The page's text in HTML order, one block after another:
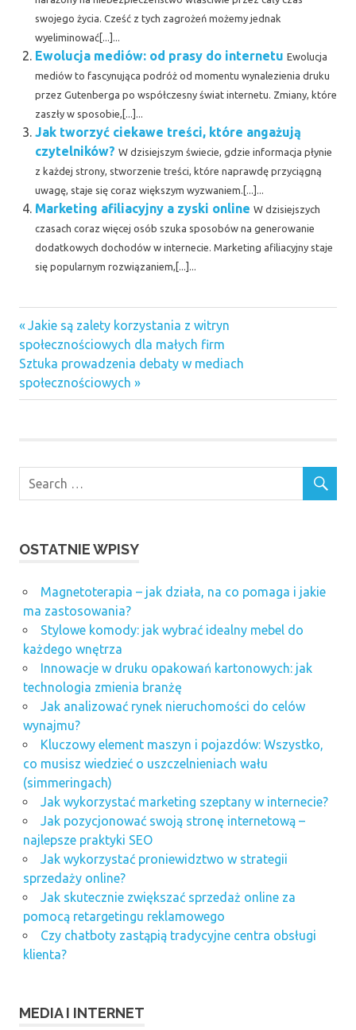
swojego życia. Cześć z tych zagrożeń możemy jednak
wyeliminować[...]...
Ewolucja mediów: od prasy do internetu Ewolucja
mediów to fascynująca podróż od momentu wynalezienia druku
przez Gutenberga po współczesny świat internetu. Zmiany, które
zaszły w sposobie,[...]...
Jak tworzyć ciekawe treści, które angażują
czytelników? W dzisiejszym świecie, gdzie informacja płynie
z każdej strony, stworzenie treści, które naprawdę przyciągną
uwagę, staje się coraz większym wyzwaniem.[...]...
Marketing afiliacyjny a zyski online W dzisiejszych
czasach coraz więcej osób szuka sposobów na generowanie
dodatkowych dochodów w internecie. Marketing afiliacyjny staje
się popularnym rozwiązaniem,[...]...
Nawigacja
wpisu
Previous
Post:
Jakie są zalety korzystania z witryn
społecznościowych dla małych firm
Next
Post:
Sztuka prowadzenia debaty w mediach
społecznościowych
OSTATNIE WPISY
Magnetoterapia – jak działa, na co pomaga i jakie
ma zastosowania?
Stylowe komody: jak wybrać idealny mebel do
każdego wnętrza
Innowacje w druku opakowań kartonowych: jak
technologia zmienia branżę
Jak analizować rynek nieruchomości do celów
wynajmu?
Kluczowy element maszyn i pojazdów: Wszystko,
co musisz wiedzieć o uszczelnieniach wału
(simmeringach)
Jak wykorzystać marketing szeptany w internecie?
Jak pozycjonować swoją stronę internetową –
najlepsze praktyki SEO
Jak wykorzystać proniewidztwo w strategii
sprzedaży online?
Jak skutecznie zwiększać sprzedaż online za
pomocą retargetingu reklamowego
Czy chatboty zastąpią tradycyjne centra obsługi
klienta?
MEDIA I INTERNET